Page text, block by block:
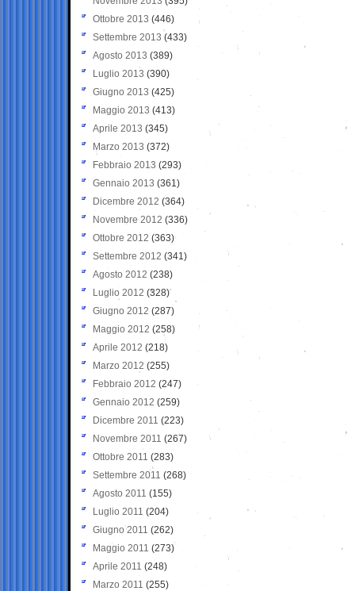
Ottobre 2013 (446)
Settembre 2013 (433)
Agosto 2013 (389)
Luglio 2013 (390)
Giugno 2013 (425)
Maggio 2013 (413)
Aprile 2013 (345)
Marzo 2013 (372)
Febbraio 2013 (293)
Gennaio 2013 (361)
Dicembre 2012 (364)
Novembre 2012 (336)
Ottobre 2012 (363)
Settembre 2012 (341)
Agosto 2012 (238)
Luglio 2012 (328)
Giugno 2012 (287)
Maggio 2012 (258)
Aprile 2012 (218)
Marzo 2012 (255)
Febbraio 2012 (247)
Gennaio 2012 (259)
Dicembre 2011 (223)
Novembre 2011 (267)
Ottobre 2011 (283)
Settembre 2011 (268)
Agosto 2011 (155)
Luglio 2011 (204)
Giugno 2011 (262)
Maggio 2011 (273)
Aprile 2011 (248)
Marzo 2011 (255)